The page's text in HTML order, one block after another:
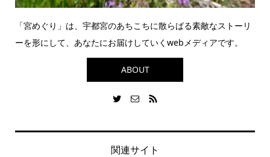
「宮めぐり」は、宇都宮のあちこちに散らばる素敵なストーリ
ーを形にして、あなたにお届けしていくwebメディアです。
ABOUT
関連サイト